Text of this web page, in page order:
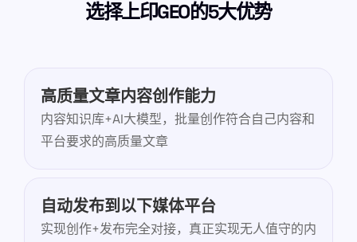
选择上印GEO的5大优势
高质量文章内容创作能力
内容知识库+AI大模型，批量创作符合自己内容和
平台要求的高质量文章
自动发布到以下媒体平台
实现创作+发布完全对接，真正实现无人值守的内